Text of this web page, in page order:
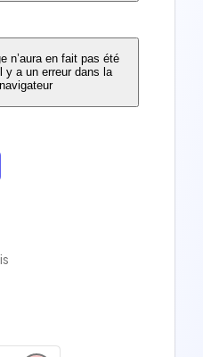
n’aura en fait pas été
y a un erreur dans la